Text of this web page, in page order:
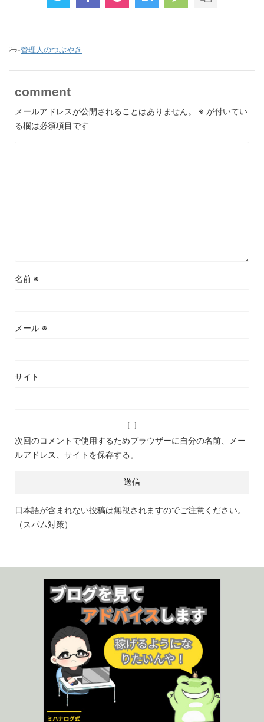
-管理人のつぶやき
comment
メールアドレスが公開されることはありません。 ※ が付いてい
る欄は必須項目です
名前 ※
メール ※
サイト
次回のコメントで使用するためブラウザーに自分の名前、メー
ルアドレス、サイトを保存する。
日本語が含まれない投稿は無視されますのでご注意ください。
（スパム対策）